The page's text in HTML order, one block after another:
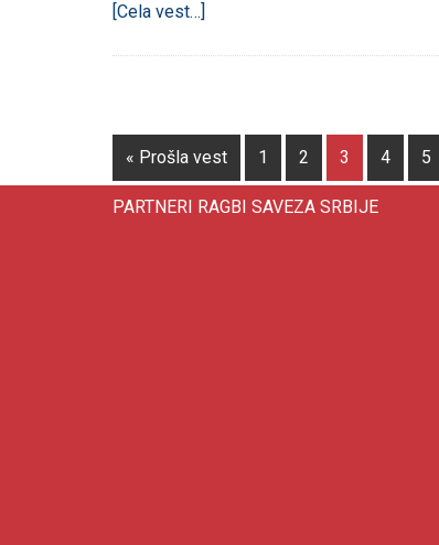
[Cela vest…]
« Prošla vest 1 2 3 4 5
PARTNERI RAGBI SAVEZA SRBIJE